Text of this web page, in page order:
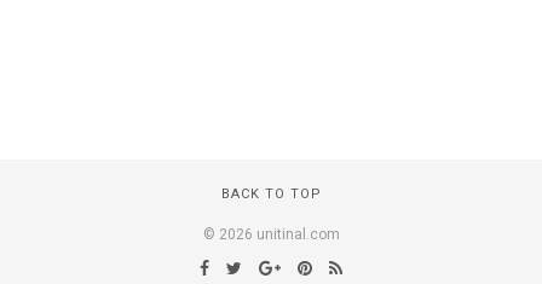
BACK TO TOP
© 2026 unitinal.com